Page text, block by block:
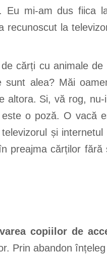
Eu mi-am dus fiica
recunoscut la
cărți cu animale de
alea? Măi
altora. Si, vă rog,
o poză. O vacă
și
preajma cărților
copiilor de
Prin abandon